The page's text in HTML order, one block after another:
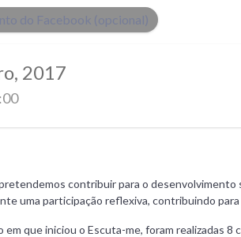
do Facebook (opcional)
2017
contribuir para o desenvolvimento
uma participação reflexiva, contribuindo
em que iniciou o Escuta-me, foram realizadas